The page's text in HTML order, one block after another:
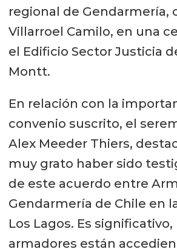
regional de Gendarmería,
Villarroel Camilo, en una
el Edificio Sector Justicia
Montt.
En relación con la
convenio suscrito, el
Alex Meeder Thiers,
muy grato haber sido
de este acuerdo entre
Gendarmería de Chile en
Los Lagos. Es
armadores están